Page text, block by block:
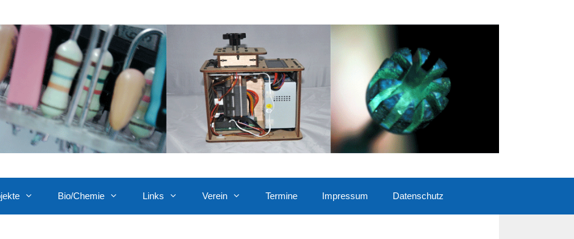
Bio/Chemie Links Verein Termine Impressum Datenschutz